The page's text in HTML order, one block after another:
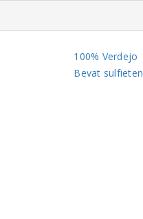
100% Verdejo
Bevat sulfieten